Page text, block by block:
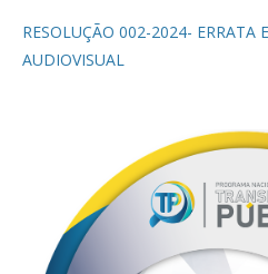
RESOLUÇÃO 002-2024- ERRATA
AUDIOVISUAL